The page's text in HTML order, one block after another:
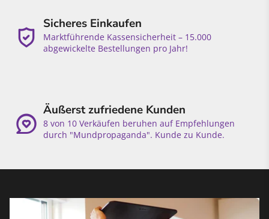
Sicheres Einkaufen
Marktführende Kassensicherheit – 15.000
abgewickelte Bestellungen pro Jahr!
Äußerst zufriedene Kunden
8 von 10 Verkäufen beruhen auf Empfehlungen
durch "Mundpropaganda". Kunde zu Kunde.